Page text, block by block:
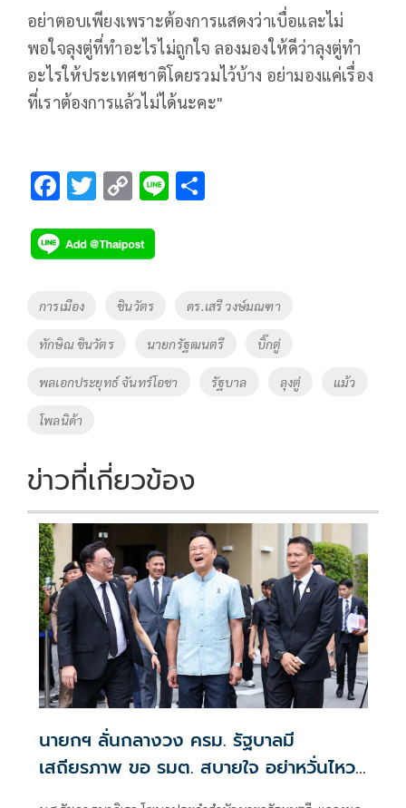
อย่าตอบเพียงเพราะต้องการแสดงว่าเบื่อและไม่
พอใจลุงตู่ที่ทำอะไรไม่ถูกใจ ลองมองให้ดีว่าลุงตู่ทำ
อะไรให้ประเทศชาติโดยรวมไว้บ้าง อย่ามองแค่เรื่อง
ที่เราต้องการแล้วไม่ได้นะคะ"
F
e
b
o
o
k
T
tt
er
C
p
y
Li
Li
Tags
การเมือง ชินวัตร ดร.เสรี วงษ์มณฑา
ทักษิณ ชินวัตร นายกรัฐฒนตรี บิ๊กตู่
พลเอกประยุทธ์ จันทร์โอชา รัฐบาล ลุงตู่ แม้ว
โพลนิด้า
ข่าวที่เกี่ยวข้อง
นายกฯ ลั่นกลางวง ครม. รัฐบาลมี
เสถียรภาพ ขอ รมต. สบายใจ อย่าหวั่นไหว